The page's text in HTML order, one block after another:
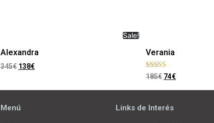
Sale!
Alexandra
345€ 138€
Verania
Rated
5.00
185€ 74€
Menú Links de Interés